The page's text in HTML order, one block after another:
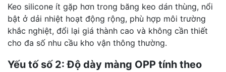
Keo silicone ít gặp hơn trong băng keo dán thùng, nổi
bật ở dải nhiệt hoạt động rộng, phù hợp môi trường
khắc nghiệt, đổi lại giá thành cao và không cần thiết
cho đa số nhu cầu kho vận thông thường.
Yếu tố số 2: Độ dày màng OPP tính theo